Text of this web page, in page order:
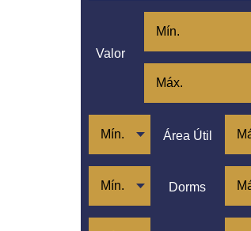
Itaim Bibi
Jardim Europa
Jardim Paulista
Valor
Área Útil
Dorms